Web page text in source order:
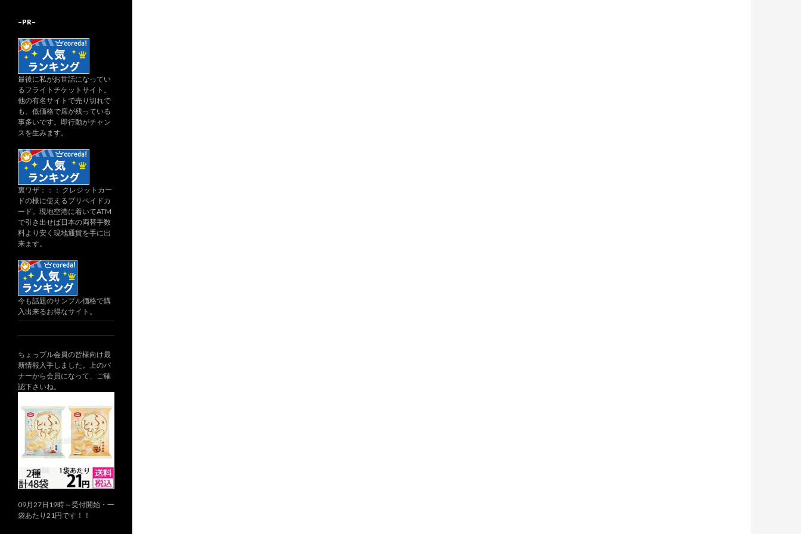
–PR–
最後に私がお世話になってい
るフライトチケットサイト。
他の有名サイトで売り切れで
も、低価格で席が残っている
事多いです。即行動がチャン
スを生みます。
裏ワザ：：： クレジットカー
ドの様に使えるプリペイドカ
ード。現地空港に着いてATM
で引き出せば日本の両替手数
料より安く現地通貨を手に出
来ます。
今も話題のサンプル価格で購
入出来るお得なサイト。
ちょっプル会員の皆様向け最
新情報入手しました。上のバ
ナーから会員になって、ご確
認下さいね。
09月27日19時～受付開始・一
袋あたり21円です！！